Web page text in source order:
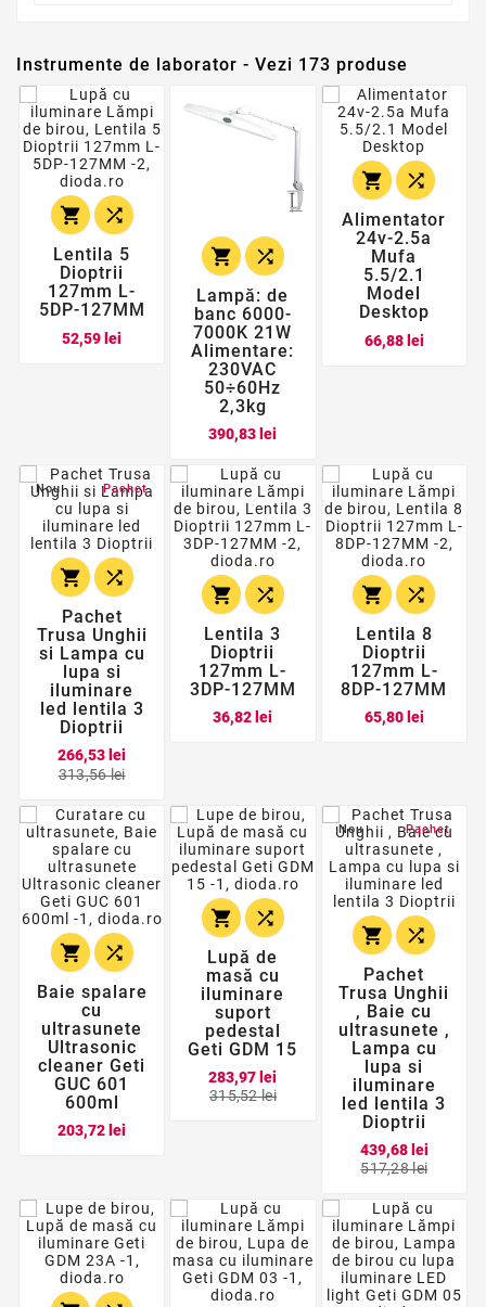
Instrumente de laborator - Vezi 173 produse
 
Lentila 5
Dioptrii
127mm L-
5DP-127MM
52,59 lei
 
Lampă: de
banc 6000-
7000K 21W
Alimentare:
230VAC
50÷60Hz
2,3kg
390,83 lei
 
Alimentator
24v-2.5a
Mufa
5.5/2.1
Model
Desktop
66,88 leiPret
Nou Pachet
 
Pachet
Trusa Unghii
si Lampa cu
lupa si
iluminare
led lentila 3
Dioptrii
266,53 lei
313,56 lei
 
Lentila 3
Dioptrii
127mm L-
3DP-127MM
36,82 lei
 
Lentila 8
Dioptrii
127mm L-
8DP-127MM
65,80 leiPret
 
Baie spalare
cu
ultrasunete
Ultrasonic
cleaner Geti
GUC 601
600ml
203,72 lei
 
Lupă de
masă cu
iluminare
suport
pedestal
Geti GDM 15
283,97 lei
315,52 lei
Nou Pachet
 
Pachet
Trusa Unghii
, Baie cu
ultrasunete ,
Lampa cu
lupa si
iluminare
led lentila 3
Dioptrii
439,68 lei
517,28 lei